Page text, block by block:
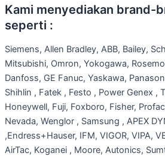
Kami menyediakan brand-
seperti :
Siemens, Allen Bradley, ABB, Bailey,
Mitsubishi, Omron, Yokogawa,
Danfoss, GE Fanuc, Yaskawa,
Shihlin , Fatek , Festo , Power Genex ,
Honeywell, Fuji, Foxboro, Fisher,
Nevada, Wenglor , Samsung , APEX
,Endress+Hauser, IFM, VIGOR, VIPA,
AirTac, Koganei , Moore, Autonics,